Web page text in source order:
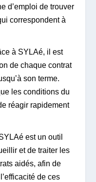
d’emploi de trouver
correspondent à
à SYLAé, il est
de chaque contrat
son terme.
les conditions du
réagir rapidement
est un outil
et de traiter les
aidés, afin de
de ces